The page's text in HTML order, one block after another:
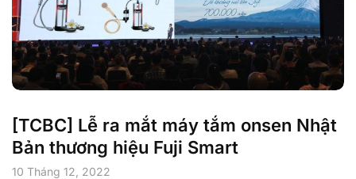
[TCBC] Lễ ra mắt máy tắm onsen Nhật
Bản thương hiệu Fuji Smart
10 Tháng 12, 2022